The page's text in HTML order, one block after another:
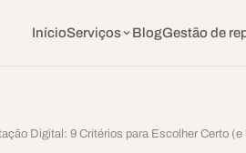
InícioServiços BlogGestão de
Digital: 9 Critérios para Escolher Certo